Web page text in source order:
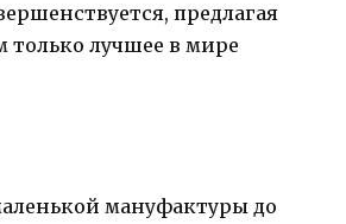
предлагая
только лучшее в мире
мануфактуры до